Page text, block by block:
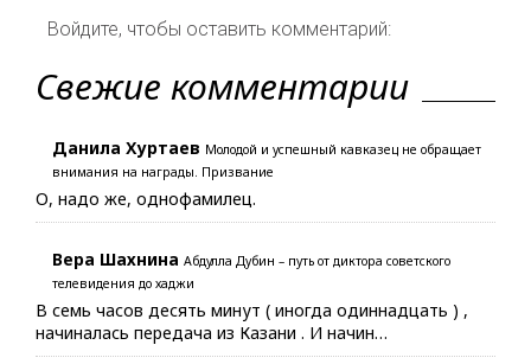
Войдите, чтобы оставить комментарий:
Свежие комментарии
Данила Хуртаев Молодой и успешный кавказец не обращает
внимания на награды. Призвание
О, надо же, однофамилец.
Вера Шахнина Абдулла Дубин – путь от диктора советского
телевидения до хаджи
В семь часов десять минут ( иногда одиннадцать ) ,
начиналась передача из Казани . И начин…